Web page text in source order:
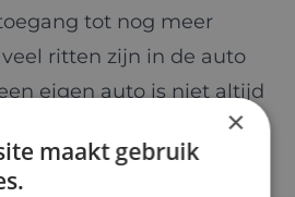
tot nog meer
ritten zijn in de auto
eigen auto is niet altijd
×
maakt gebruik